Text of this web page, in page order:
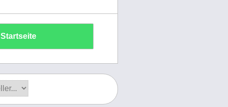
Startseite